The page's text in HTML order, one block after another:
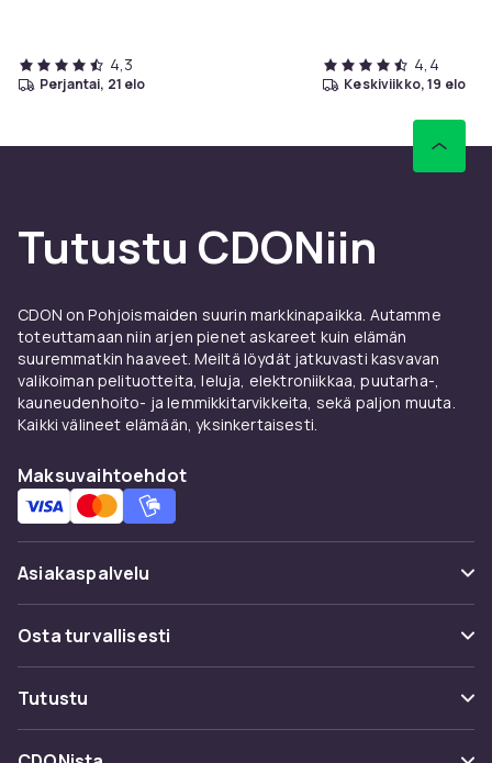
4,3
perjantai, 21 elo
4,4
keskiviikko, 19 elo
Tutustu CDONiin
CDON on Pohjoismaiden suurin markkinapaikka. Autamme
toteuttamaan niin arjen pienet askareet kuin elämän
suuremmatkin haaveet. Meiltä löydät jatkuvasti kasvavan
valikoiman pelituotteita, leluja, elektroniikkaa, puutarha-,
kauneudenhoito- ja lemmikkitarvikkeita, sekä paljon muuta.
Kaikki välineet elämään, yksinkertaisesti.
Maksuvaihtoehdot
Asiakaspalvelu
Usein kysyttyä (UKK)
Seuraa pakettia
Osta turvallisesti
Maksuvaihtoehdot
Toimitus
Tutustu
Kategoriat